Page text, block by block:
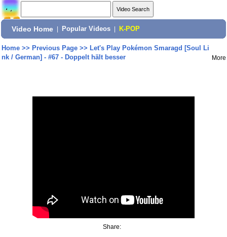
Video Home Popular Videos K-POP
Home>> Previous Page>> Let's Play Pokémon Smaragd [Soul Li
nk / German] - #67 - Doppelt hält besser
More
Share: